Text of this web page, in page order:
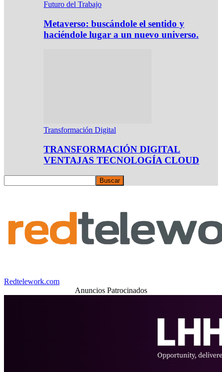
Futuro del Trabajo
Metaverso: buscándole el sentido y
haciéndole lugar a un nuevo universo.
Transformación Digital
TRANSFORMACIÓN DIGITAL
VENTAJAS TECNOLOGÍA CLOUD
Redtelework.com
Anuncios Patrocinados